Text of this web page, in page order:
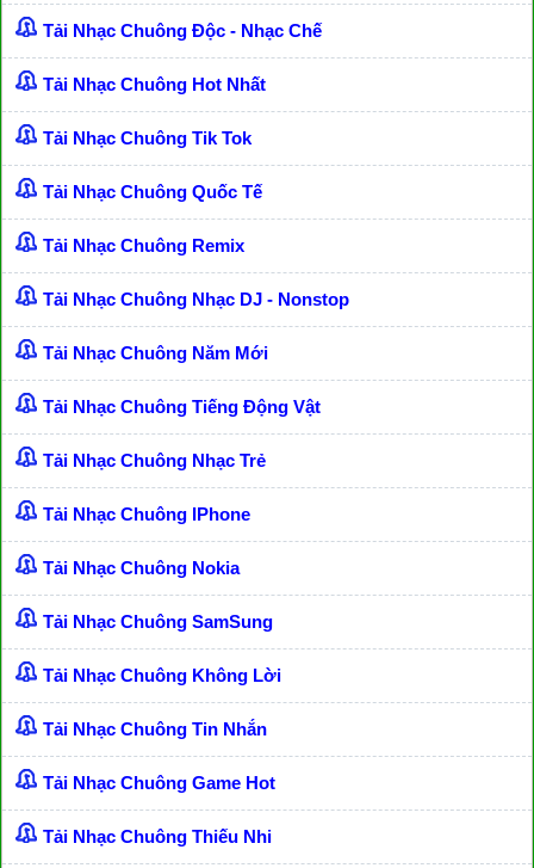
Tải Nhạc Chuông Độc - Nhạc Chế
Tải Nhạc Chuông Hot Nhất
Tải Nhạc Chuông Tik Tok
Tải Nhạc Chuông Quốc Tế
Tải Nhạc Chuông Remix
Tải Nhạc Chuông Nhạc DJ - Nonstop
Tải Nhạc Chuông Năm Mới
Tải Nhạc Chuông Tiếng Động Vật
Tải Nhạc Chuông Nhạc Trẻ
Tải Nhạc Chuông IPhone
Tải Nhạc Chuông Nokia
Tải Nhạc Chuông SamSung
Tải Nhạc Chuông Không Lời
Tải Nhạc Chuông Tin Nhắn
Tải Nhạc Chuông Game Hot
Tải Nhạc Chuông Thiếu Nhi